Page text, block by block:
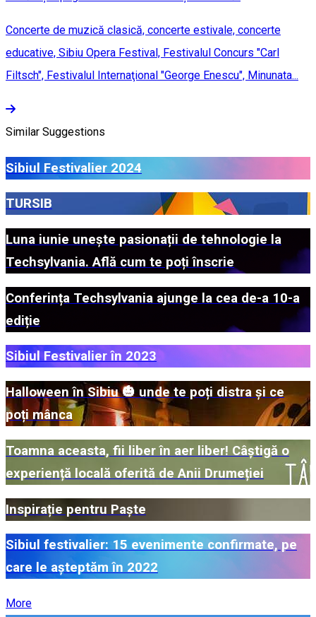
Concerte de muzică clasică, concerte estivale, concerte
educative, Sibiu Opera Festival, Festivalul Concurs "Carl
Filtsch", Festivalul Internaţional "George Enescu", Minunata...
Similar Suggestions
Sibiul Festivalier 2024
TURSIB
Luna iunie unește pasionații de tehnologie la
Techsylvania. Află cum te poți înscrie
Conferința Techsylvania ajunge la cea de-a 10-a
ediție
Sibiul Festivalier în 2023
Halloween în Sibiu 🎃 unde te poți distra și ce
poți mânca
Toamna aceasta, fii liber în aer liber! Câștigă o
experiență locală oferită de Anii Drumeției
Inspirație pentru Paște
Sibiul festivalier: 15 evenimente confirmate, pe
care le așteptăm în 2022
More